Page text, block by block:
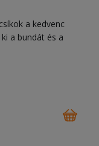
a kedvenc
a bundát és a